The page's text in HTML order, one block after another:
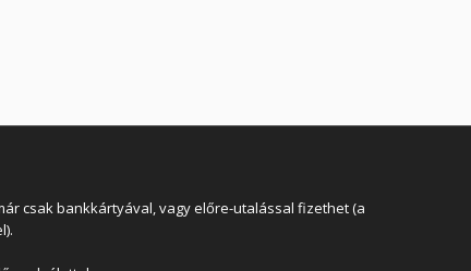
csak bankkártyával, vagy előre-utalással fizethet (a